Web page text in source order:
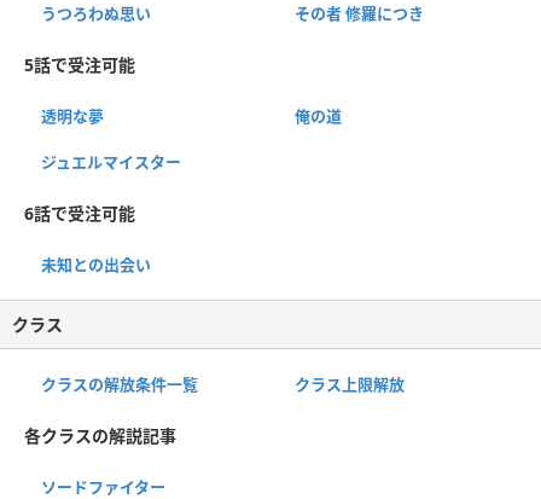
うつろわぬ思い その者 修羅につき
5話で受注可能
透明な夢 俺の道
ジュエルマイスター
6話で受注可能
未知との出会い
クラス
クラスの解放条件一覧 クラス上限解放
各クラスの解説記事
ソードファイター